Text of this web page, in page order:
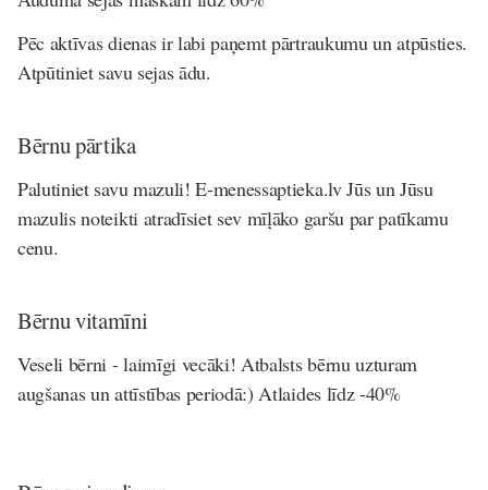
Pēc aktīvas dienas ir labi paņemt pārtraukumu un atpūsties.
Atpūtiniet savu sejas ādu.
Bērnu pārtika
Palutiniet savu mazuli! E-menessaptieka.lv Jūs un Jūsu
mazulis noteikti atradīsiet sev mīļāko garšu par patīkamu
cenu.
Bērnu vitamīni
Veseli bērni - laimīgi vecāki! Atbalsts bērnu uzturam
augšanas un attīstības periodā:) Atlaides līdz -40%